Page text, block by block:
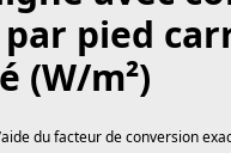
pied
(W/m²)
du facteur de conversion